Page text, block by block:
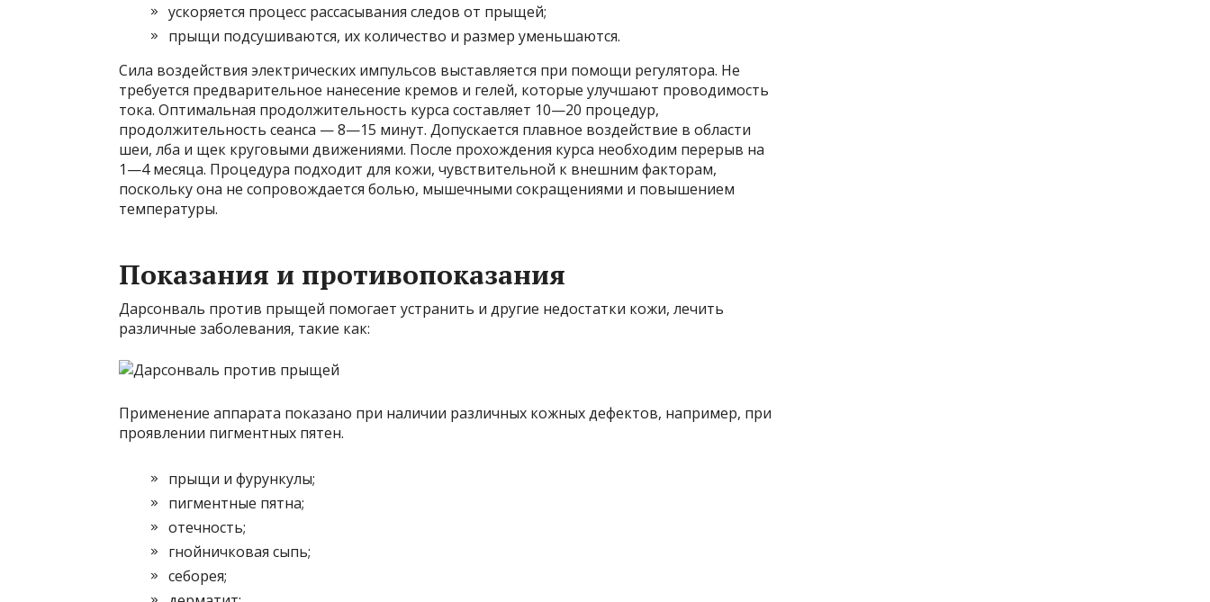
ускоряется процесс рассасывания следов от прыщей;
прыщи подсушиваются, их количество и размер уменьшаются.
Сила воздействия электрических импульсов выставляется при помощи регулятора. Не
требуется предварительное нанесение кремов и гелей, которые улучшают проводимость
тока. Оптимальная продолжительность курса составляет 10—20 процедур,
продолжительность сеанса — 8—15 минут. Допускается плавное воздействие в области
шеи, лба и щек круговыми движениями. После прохождения курса необходим перерыв на
1—4 месяца. Процедура подходит для кожи, чувствительной к внешним факторам,
поскольку она не сопровождается болью, мышечными сокращениями и повышением
температуры.
Показания и противопоказания
Дарсонваль против прыщей помогает устранить и другие недостатки кожи, лечить
различные заболевания, такие как:
Применение аппарата показано при наличии различных кожных дефектов, например, при
проявлении пигментных пятен.
прыщи и фурункулы;
пигментные пятна;
отечность;
гнойничковая сыпь;
себорея;